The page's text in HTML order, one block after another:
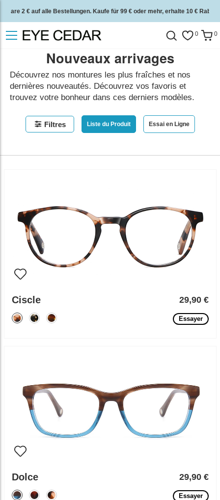
Spare 2 € auf alle Bestellungen. Kaufe für 99 € oder mehr, erhalte 10 € Rabatt.
2 Jahre Qualitätsgarantie und 30 Tage Geld-zurück-Garantie. 0 0
Nouveaux arrivages
Découvrez nos montures les plus fraîches et nos
dernières nouveautés. Découvrez vos favoris et
trouvez votre bonheur dans ces derniers modèles.
Filtres Liste du Produit Essai en Ligne
Ciscle 29,90 €
Essayer
Dolce 29,90 €
Essayer